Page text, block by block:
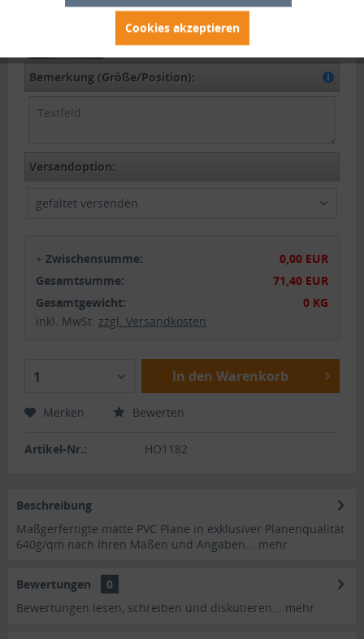
Tür mit 2x Reißverschluss:
Bemerkung (Größe/Position):
Versandoption:
gefaltet versenden
+Zwischensumme:
0,00 EUR
Gesamtsumme:
71,40 EUR
Gesamtgewicht:
0 KG
inkl. MwSt. zzgl. Versandkosten
1 In den Warenkorb
Merken Bewerten
Artikel-Nr.: HO1182
Beschreibung
Maßgerfertigte matte PVC Plane in exklusiver Planenqualität
640g/qm nach Ihren Maßen und Angaben... mehr
Bewertungen
0
Bewertungen lesen, schreiben und diskutieren... mehr
Cookies akzeptieren